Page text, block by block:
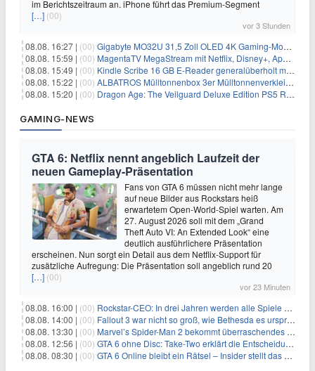
im Berichtszeitraum an. iPhone führt das Premium-Segment
[…] (00)
vor 3 Stunden
08.08. 16:27 | (00) Gigabyte MO32U 31,5 Zoll OLED 4K Gaming-Monitor für 549€
08.08. 15:59 | (00) MagentaTV MegaStream mit Netflix, Disney+, Apple TV+ & RTL+ für 30€/Monat (effektiv 20,83€/Monat)
08.08. 15:49 | (00) Kindle Scribe 16 GB E-Reader generalüberholt mit Eingabestift für 197,99€
08.08. 15:22 | (00) ALBATROS Mülltonnenbox 3er Mülltonnenverkleidung aus Metall für 577,15€
08.08. 15:20 | (00) Dragon Age: The Veilguard Deluxe Edition PS5 Rollenspiel für 13,76€
GAMING-NEWS
GTA 6: Netflix nennt angeblich Laufzeit der
neuen Gameplay-Präsentation
Fans von GTA 6 müssen nicht mehr lange
auf neue Bilder aus Rockstars heiß
erwartetem Open-World-Spiel warten. Am
27. August 2026 soll mit dem „Grand
Theft Auto VI: An Extended Look“ eine
deutlich ausführlichere Präsentation
erscheinen. Nun sorgt ein Detail aus dem Netflix-Support für
zusätzliche Aufregung: Die Präsentation soll angeblich rund 20
[…] (00)
vor 23 Minuten
08.08. 16:00 | (00) Rockstar-CEO: In drei Jahren werden alle Spiele gestreamt
08.08. 14:00 | (00) Fallout 3 war nicht so groß, wie Bethesda es ursprünglich wollte
08.08. 13:30 | (00) Marvel’s Spider-Man 2 bekommt überraschendes PS5-Update mit gewünschter Komfortfunktion
08.08. 12:56 | (00) GTA 6 ohne Disc: Take-Two erklärt die Entscheidung für Download-Codes
08.08. 08:30 | (00) GTA 6 Online bleibt ein Rätsel – Insider stellt das neue Gerücht klar